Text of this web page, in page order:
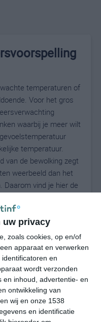
uw privacy
zoals cookies, op en/of
apparaat en verwerken
en
wordt verzonden
en inhoud, advertentie- en
ontwikkeling van
wij en onze 1538
en identificatie
temperaturen of
Voor het gros
waarbij je meer wilt
temperatuur.
van de bewolking zegt
weerbeeld dan het
Daarom vind je hier de
di wo